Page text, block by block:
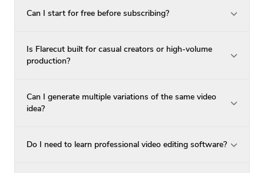
Can I start for free before subscribing?
Is Flarecut built for casual creators or high-volume
production?
Can I generate multiple variations of the same video
idea?
Do I need to learn professional video editing software?